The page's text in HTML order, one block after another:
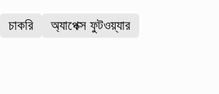
চাকরি অ্যাপেক্স ফুটওয়্যার